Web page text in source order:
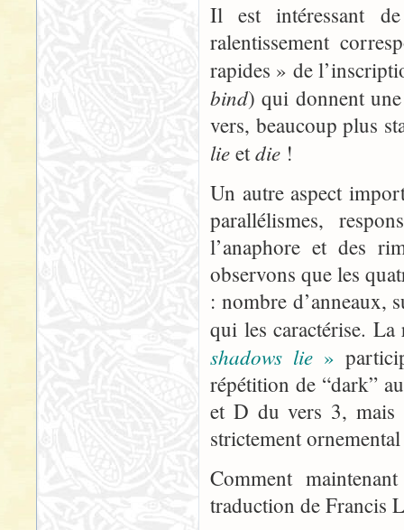
Il est intéressant
ralentissement
rapides » de
bind) qui donnent
vers, beaucoup plus
lie etdie !
Un autre aspect
parallélismes,
l’anaphore et des
observons que les
: nombre d’anneaux,
qui les caractérise.
shadows lie »
répétition de “dark”
et D du vers 3, mais
strictement
Comment
traduction de Francis